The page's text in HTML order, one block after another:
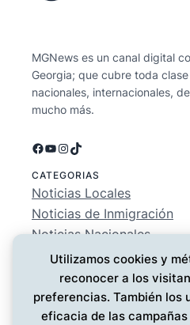
MGNews es un canal digital
Georgia; que cubre toda
nacionales, internacionales,
mucho más.
Facebook
YouTube
Instagram
TikTok
CATEGORIAS
Noticias Locales
Noticias de Inmigración
Noticias Nacionales
Deportes
Entretenimiento
EMPRESA
Conócenos
Utilizamos cookies y
reconocer a los
preferencias. También los
eficacia de las